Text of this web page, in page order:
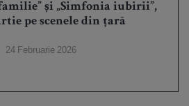
și „Simfonia iubirii”,
pe scenele din țară
24 Februarie 2026